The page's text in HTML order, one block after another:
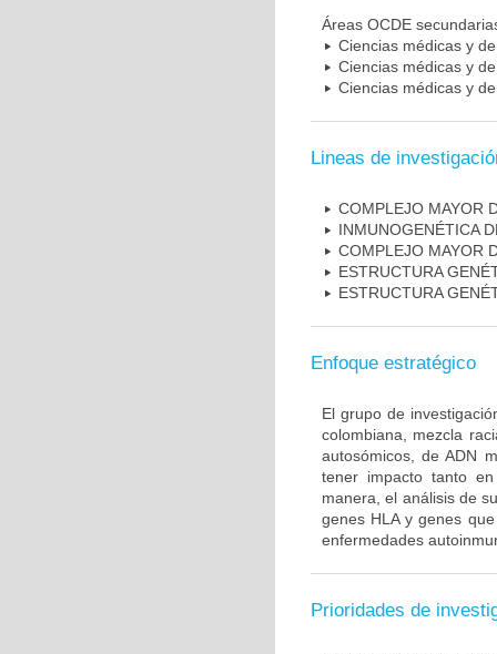
Áreas OCDE
Ciencias médicas y
Ciencias médicas y
Ciencias médicas y
Lineas de
COMPLEJO MAYOR
INMUNOGENÉTICA
COMPLEJO MAYOR
ESTRUCTURA
ESTRUCTURA
Enfoque estratégico
El grupo de
colombiana, mezcla
autosómicos, de ADN
tener impacto tanto
manera, el análisis de
genes HLA y genes
enfermedades
Prioridades de